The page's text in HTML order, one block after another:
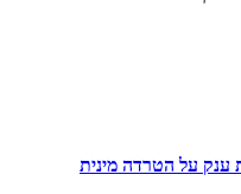
ענק על הטרדה מינית